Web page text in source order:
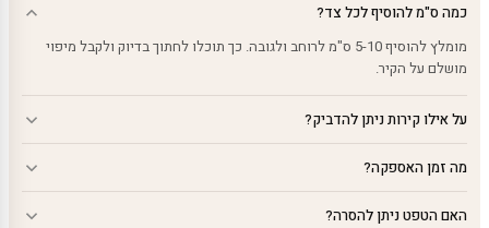
כמה ס"מ להוסיף לכל צד?
מומלץ להוסיף 5-10 ס"מ לרוחב ולגובה. כך תוכלו לחתוך בדיוק ולקבל מיפוי
מושלם על הקיר.
על אילו קירות ניתן להדביק?
מה זמן האספקה?
האם הטפט ניתן להסרה?